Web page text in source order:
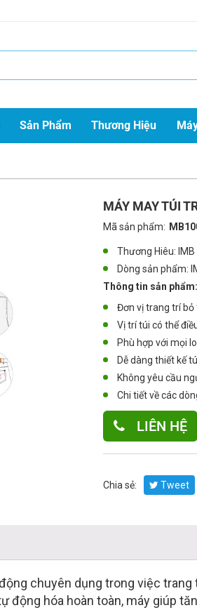
Sản Phẩm Thương Hiệu
MÁY MAY TÚI
Mã sản phẩm:
Thương Hiêu: IMB
Dòng sản phẩm:
Thông tin sản phẩm:
Đơn vị trang trí bỏ
Vị trí túi có thể
Phù hợp với mọi
Dễ dàng thiết kế
Không yêu cầu
Chi tiết về các
LIÊN HỆ
Chia sẻ: Tweet
chuyên dụng trong việc
động hóa hoàn toàn, máy giúp